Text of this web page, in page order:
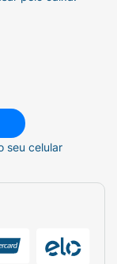
seu celular